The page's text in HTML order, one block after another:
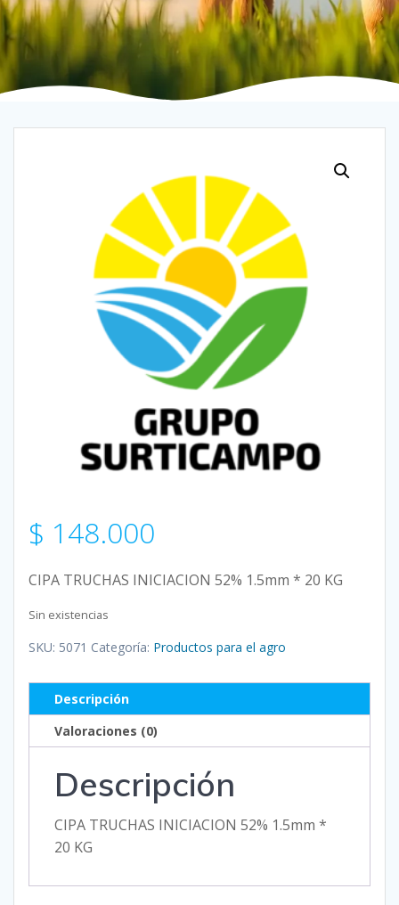
$ 148.000
CIPA TRUCHAS INICIACION 52% 1.5mm * 20 KG
Sin existencias
SKU: 5071 Categoría: Productos para el agro
Descripción
Valoraciones (0)
Descripción
CIPA TRUCHAS INICIACION 52% 1.5mm *
20 KG